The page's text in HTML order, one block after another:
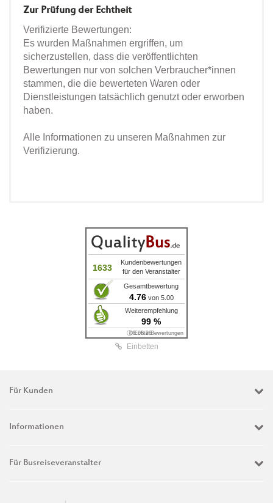
Zur Prüfung der Echtheit
Verifizierte Bewertungen:
Es wurden Maßnahmen ergriffen, um
sicherzustellen, dass die veröffentlichten
Bewertungen nur von solchen Verbraucher*innen
stammen, die die bewerteten Waren oder
Dienstleistungen tatsächlich genutzt oder erworben
haben.
Alle Informationen zu unseren Maßnahmen zur
Verifizierung.
1633
Kundenbewertungen
für den Veranstalter
Gesamtbewertung
4.76von 5.00
Weiterempfehlung
99 %
08.08.26
ⓘ Echte Bewertungen
Einbetten
Für Kunden
Informationen
Für Busreiseveranstalter